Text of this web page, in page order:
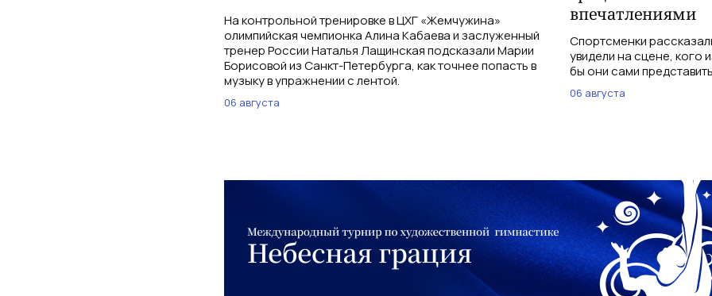
На контрольной тренировке в ЦХГ «Жемчужина»
олимпийская чемпионка Алина Кабаева и заслуженный
тренер России Наталья Лащинская подсказали Марии
Борисовой из Санкт-Петербурга, как точнее попасть в
музыку в упражнении с лентой.
06 августа
впечатлениями
Спортсменки
увидели на сцене, кого
бы они сами
06 августа